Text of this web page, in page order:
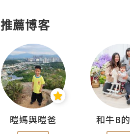
推薦博客
暟媽與暟爸